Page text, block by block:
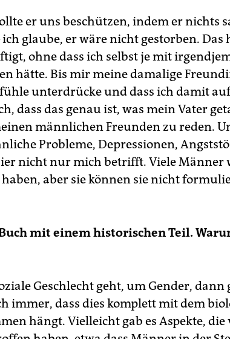
er uns beschützen, indem er nichts
ich glaube, er wäre nicht gestorben. Das
ohne dass ich selbst je mit
hätte. Bis mir meine damalige
unterdrücke und dass ich damit
dass das genau ist, was mein Vater
männlichen Freunden zu reden.
Probleme, Depressionen,
nicht nur mich betrifft. Viele Männer
haben, aber sie können sie nicht
mit einem historischen Teil.
Geschlecht geht, um Gender, dann
immer, dass dies komplett mit dem
hängt. Vielleicht gab es Aspekte,